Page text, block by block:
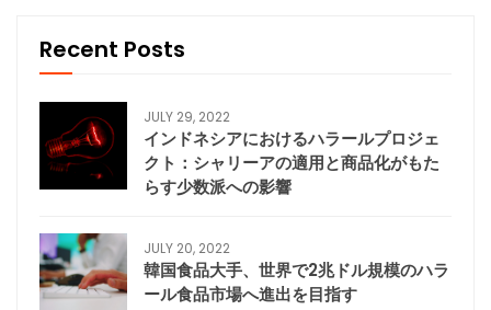
Recent Posts
JULY 29, 2022
インドネシアにおけるハラールプロジェ
クト：シャリーアの適用と商品化がもた
らす少数派への影響
JULY 20, 2022
韓国食品大手、世界で2兆ドル規模のハラ
ール食品市場へ進出を目指す